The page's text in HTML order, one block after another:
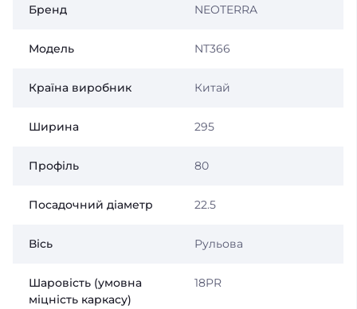
Бренд NEOTERRA
Модель NT366
Країна виробник Китай
Ширина 295
Профіль 80
Посадочний діаметр 22.5
Вісь Рульова
Шаровість (умовна
міцність каркасу)
18PR